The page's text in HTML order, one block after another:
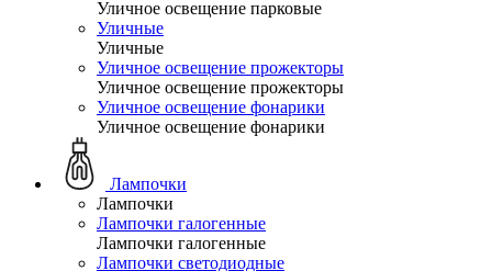
Уличное освещение парковые
Уличные
Уличные
Уличное освещение прожекторы
Уличное освещение прожекторы
Уличное освещение фонарики
Уличное освещение фонарики
Лампочки
Лампочки
Лампочки галогенные
Лампочки галогенные
Лампочки светодиодные